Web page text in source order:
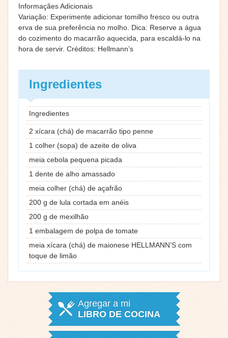
Informaçães Adicionais
Variação: Experimente adicionar tomilho fresco ou outra
erva de sua preferência no molho. Dica: Reserve a água
do cozimento do macarrão aquecida, para escaldá-lo na
hora de servir. Créditos: Hellmann’s
Ingredientes
Ingredientes
2 xícara (chá) de macarrão tipo penne
1 colher (sopa) de azeite de oliva
meia cebola pequena picada
1 dente de alho amassado
meia colher (chá) de açafrão
200 g de lula cortada em anéis
200 g de mexilhão
1 embalagem de polpa de tomate
meia xícara (chá) de maionese HELLMANN’S com
toque de limão
Agregar a mi
LIBRO DE COCINA